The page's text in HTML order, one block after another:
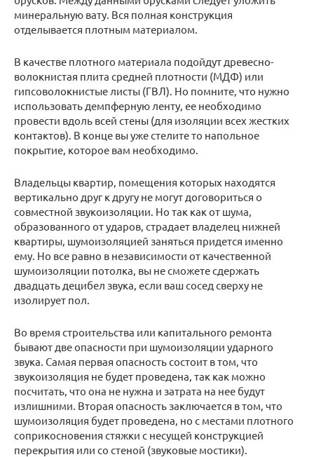
минеральную вату. Вся полная конструкция
отделывается плотным материалом.
В качестве плотного материала подойдут древесно-
волокнистая плита средней плотности (МДФ) или
гипсоволокнистые листы (ГВЛ). Но помните, что нужно
использовать демпферную ленту, ее необходимо
провести вдоль всей стены (для изоляции всех жестких
контактов). В конце вы уже стелите то напольное
покрытие, которое вам необходимо.
Владельцы квартир, помещения которых находятся
вертикально друг к другу не могут договориться о
совместной звукоизоляции. Но так как от шума,
образованного от ударов, страдает владелец нижней
квартиры, шумоизоляцией заняться придется именно
ему. Но все равно в независимости от качественной
шумоизоляции потолка, вы не сможете сдержать
двадцать децибел звука, если ваш сосед сверху не
изолирует пол.
Во время строительства или капитального ремонта
бывают две опасности при шумоизоляции ударного
звука. Самая первая опасность состоит в том, что
звукоизоляция не будет проведена, так как можно
посчитать, что она не нужна и затрата на нее будут
излишними. Вторая опасность заключается в том, что
шумоизоляция будет проведена, но с местами плотного
соприкосновения стяжки с несущей конструкцией
перекрытия или со стеной (звуковые мостики).